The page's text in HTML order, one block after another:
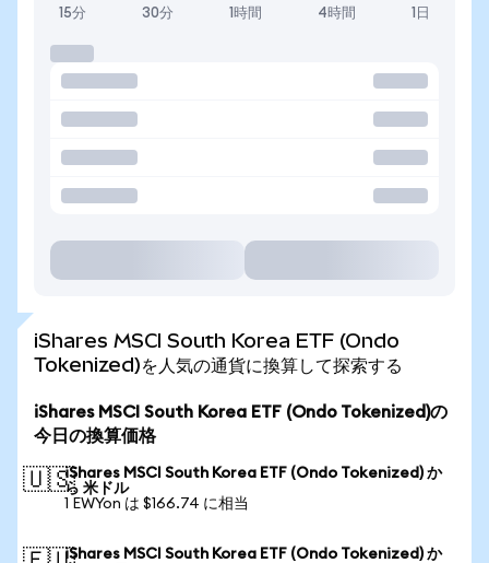
15分 30分 1時間 4時間 1日
iShares MSCI South Korea ETF (Ondo
Tokenized)を人気の通貨に換算して探索する
iShares MSCI South Korea ETF (Ondo Tokenized)の
今日の換算価格
🇺🇸iShares MSCI South Korea ETF (Ondo Tokenized) か
ら 米ドル
1 EWYon は $166.74 に相当
iShares MSCI South Korea ETF (Ondo Tokenized) か